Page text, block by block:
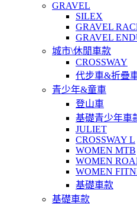
GRAVEL
SILEX
GRAVEL
GRAVEL
城市\休閒車款
CROSSWAY
代步車&折疊
青少年&童車
登山車
基礎青少年車
JULIET
CROSSWAY L
WOMEN MTB
WOMEN
WOMEN
基礎車款
基礎車款